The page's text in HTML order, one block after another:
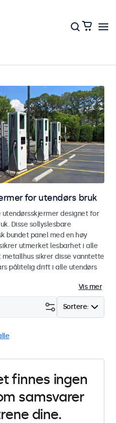
for utendørs bruk
designet for
Disse sollyslesbare
bundet panel med en høy
utmerket lesbarhet i alle
sikrer disse vanntette
pålitelig drift i alle utendørs
Vis mer
Sortere:
finnes ingen
samsvarer
dine.